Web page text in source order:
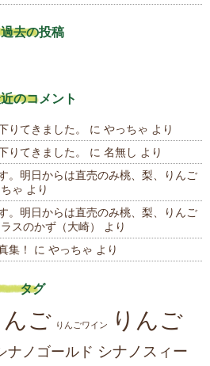
過去の投稿
のコメント
りてきました。 に やっちゃ より
りてきました。
に 名無し より
。明日からは直売のみ桃、梨、りんご
ゃ より
。明日からは直売のみ桃、梨、りんご
スのかず（大崎）
より
集！
に やっちゃ より
タグ
んご りんごワイン
りんご
ナノゴールド シナノスィー